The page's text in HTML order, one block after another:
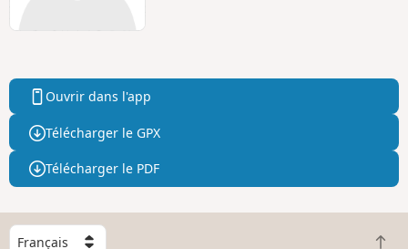
Ouvrir dans l'app
Télécharger le GPX
Télécharger le PDF
C